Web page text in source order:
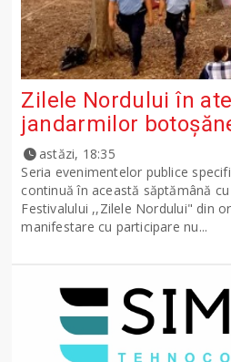
Zilele Nordului în
jandarmilor
astăzi, 18:35
Seria evenimentelor publice
continuă în această săptămână
Festivalului ,,Zilele Nordului" din
manifestare cu participare nu...